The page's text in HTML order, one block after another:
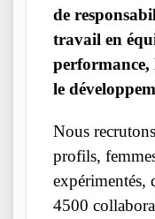
de
travail en
performance,
le
Nous
profils,
expérimentés,
4500